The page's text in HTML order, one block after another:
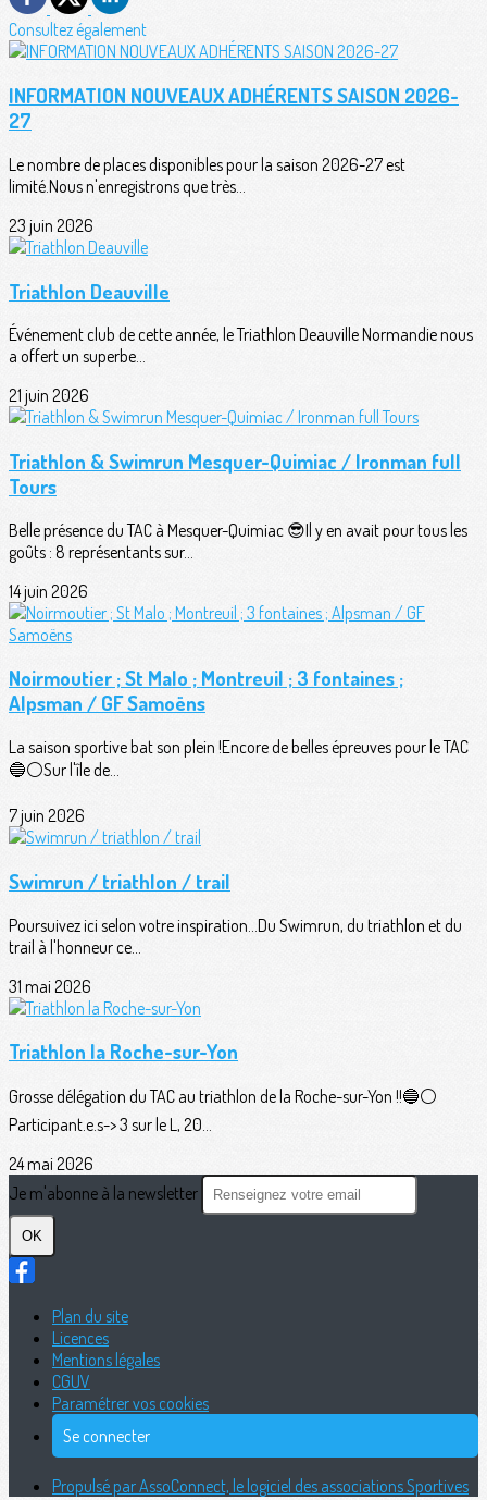
Consultez également
INFORMATION NOUVEAUX ADHÉRENTS SAISON 2026-
27
Le nombre de places disponibles pour la saison 2026-27 est
limité.Nous n'enregistrons que très...
23 juin 2026
Triathlon Deauville
Événement club de cette année, le Triathlon Deauville Normandie nous
a offert un superbe...
21 juin 2026
Triathlon & Swimrun Mesquer-Quimiac / Ironman full
Tours
Belle présence du TAC à Mesquer-Quimiac 😎Il y en avait pour tous les
goûts : 8 représentants sur...
14 juin 2026
Noirmoutier ; St Malo ; Montreuil ; 3 fontaines ;
Alpsman / GF Samoëns
La saison sportive bat son plein !Encore de belles épreuves pour le TAC
🔵⚪️Sur l'île de...
7 juin 2026
Swimrun / triathlon / trail
Poursuivez ici selon votre inspiration...Du Swimrun, du triathlon et du
trail à l'honneur ce...
31 mai 2026
Triathlon la Roche-sur-Yon
Grosse délégation du TAC au triathlon de la Roche-sur-Yon !!🔵⚪️
Participant.e.s-> 3 sur le L, 20...
24 mai 2026
Je m'abonne à la newsletter
OK
Plan du site
Licences
Mentions légales
CGUV
Paramétrer vos cookies
Se connecter
Propulsé par AssoConnect, le logiciel des associations Sportives